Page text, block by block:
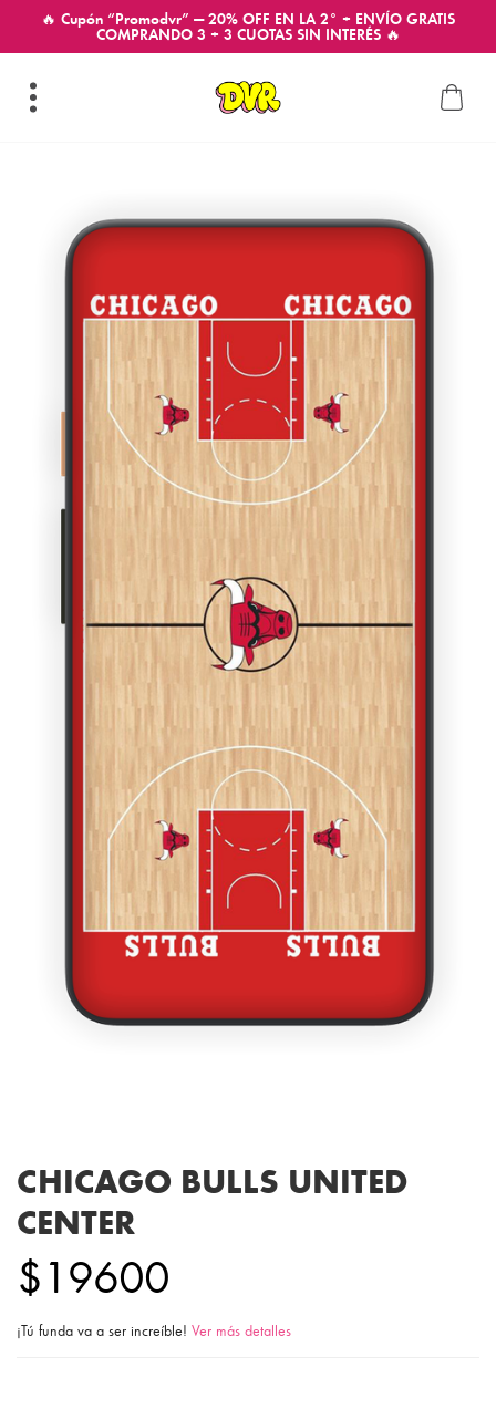
🔥 Cupón “Promodvr” — 20% OFF EN LA 2° + ENVÍO GRATIS
COMPRANDO 3 + 3 CUOTAS SIN INTERÉS 🔥
CHICAGO BULLS UNITED
CENTER
$19600
¡Tú funda va a ser increíble! Ver más detalles